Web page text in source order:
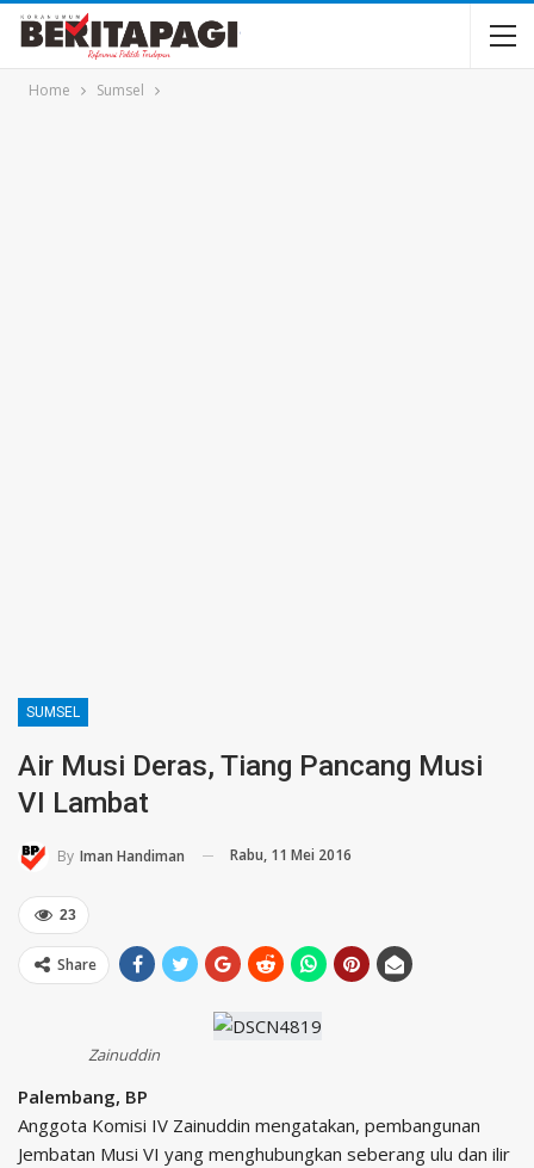
Home Sumsel
SUMSEL
Air Musi Deras, Tiang Pancang Musi
VI Lambat
By Iman Handiman Rabu, 11 Mei 2016
23
Share
Zainuddin
Palembang, BP
Anggota Komisi IV Zainuddin mengatakan, pembangunan
Jembatan Musi VI yang menghubungkan seberang ulu dan ilir